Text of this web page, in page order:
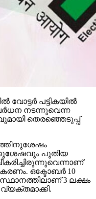
വോട്ടര്‍ പട്ടികയില്‍
നടന്നുവെന്ന
തെരഞ്ഞെടുപ്പ്
പുതിയ
ഒക്ടോബര്‍ 10
3 ലക്ഷം